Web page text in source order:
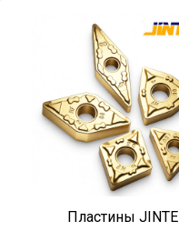
Пластины JINTE